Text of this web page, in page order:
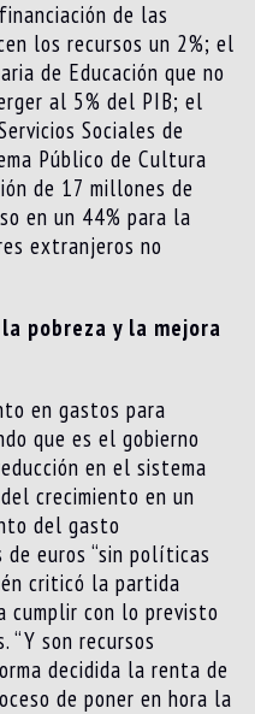
de las
los recursos un 2%; el
de Educación que no
al 5% del PIB; el
Sociales de
Público de Cultura
de 17 millones de
en un 44% para la
extranjeros no
pobreza y la mejora
en gastos para
que es el gobierno
en el sistema
crecimiento en un
del gasto
euros “sin políticas
criticó la partida
cumplir con lo previsto
“Y son recursos
decidida la renta de
de poner en hora la